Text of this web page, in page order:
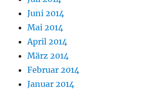
Juni 2014
Mai 2014
April 2014
März 2014
Februar 2014
Januar 2014